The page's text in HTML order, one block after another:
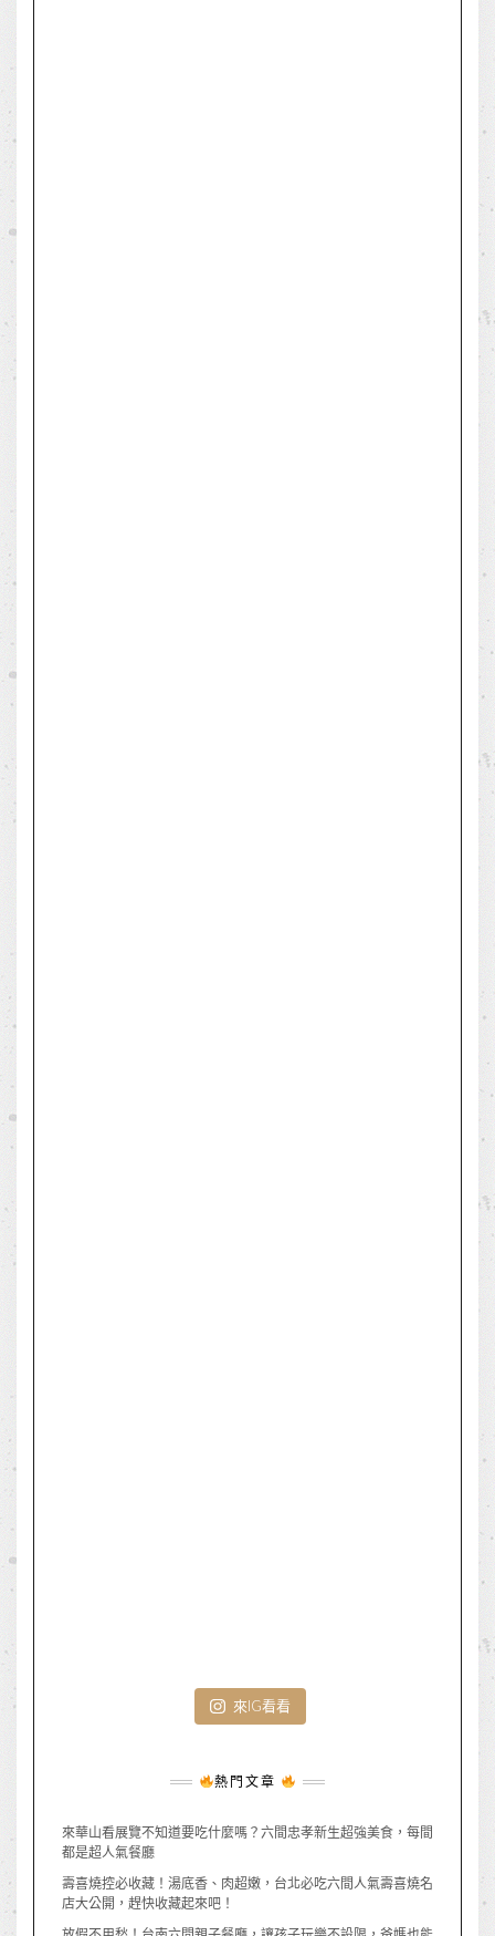
來IG看看
熱門文章
來華山看展覽不知道要吃什麼嗎？六間忠孝新生超強美食，每間
都是超人氣餐廳
壽喜燒控必收藏！湯底香、肉超嫩，台北必吃六間人氣壽喜燒名
店大公開，趕快收藏起來吧！